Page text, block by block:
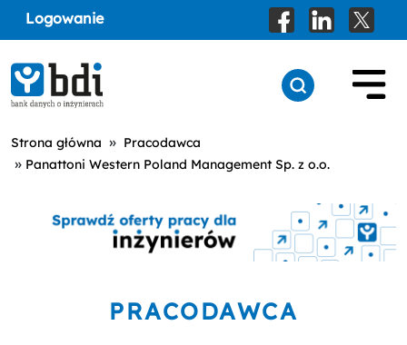
Logowanie
Strona główna » Pracodawca
» Panattoni Western Poland Management Sp. z o.o.
PRACODAWCA